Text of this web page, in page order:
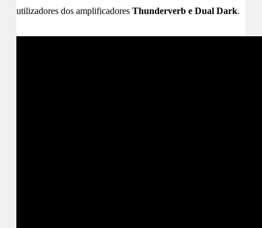
utilizadores dos amplificadores Thunderverb e Dual Dark.